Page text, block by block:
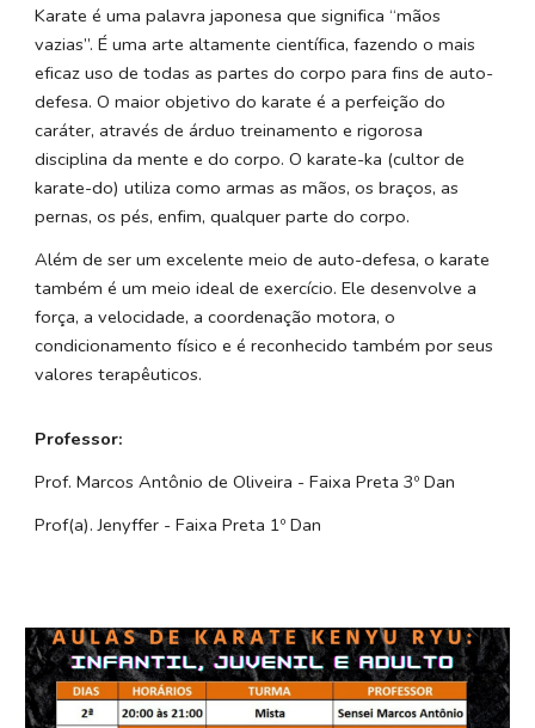
Karate é uma palavra japonesa que significa “mãos
vazias”. É uma arte altamente científica, fazendo o mais
eficaz uso de todas as partes do corpo para fins de auto-
defesa. O maior objetivo do karate é a perfeição do
caráter, através de árduo treinamento e rigorosa
disciplina da mente e do corpo. O karate-ka (cultor de
karate-do) utiliza como armas as mãos, os braços, as
pernas, os pés, enfim, qualquer parte do corpo.
Além de ser um excelente meio de auto-defesa, o karate
também é um meio ideal de exercício. Ele desenvolve a
força, a velocidade, a coordenação motora, o
condicionamento físico e é reconhecido também por seus
valores terapêuticos.
Professor:
​Prof. Marcos Antônio de Oliveira - Faixa Preta 3º Dan
​Prof(a).Jenyffer - Faixa Preta 1º Dan